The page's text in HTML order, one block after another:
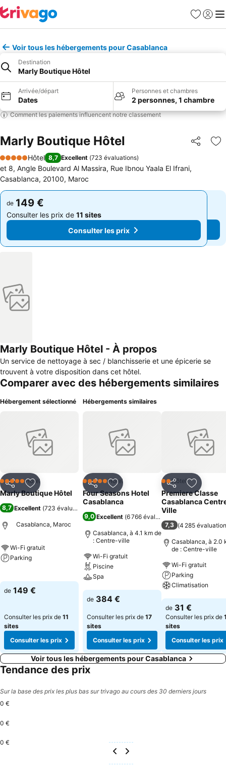
Favoris
Se
Voir tous les hébergements pour Casablanca
Destination
Marly Boutique Hôtel
Arrivée/départ
Dates
Personnes et chambres
2 personnes, 1 chambre
Comment les paiements influencent notre classement
Marly Boutique Hôtel Partager
5 Étoiles
Hôtel 8,7 Excellent (723 évaluations)
et 8, Angle Boulevard Al Massira, Rue Ibnou Yaala El Ifrani,
Casablanca, 20100, Maroc
de 149 €
Consulter les prix de 11 sites
Consulter les prix
de 149 €
Consulter les prix de 11 sites
Consulter les prix
Marly Boutique Hôtel - À propos
Un service de nettoyage à sec / blanchisserie et une épicerie se
trouvent à votre disposition dans cet hôtel.
Comparer avec des hébergements similaires
Hébergement sélectionné
PartagerAjouter à mes favoris
5 Étoiles Hôtel
Marly Boutique Hôtel
8,7 Excellent (723 évaluations
Casablanca, Maroc
Wi-Fi gratuit
Parking
de 149 €
Consulter les prix de 11
sites
Consulter les prix
Hébergements similaires
PartagerAjouter à mes favoris
5 Étoiles Hôtel
Four Seasons Hotel
Casablanca
9,0 Excellent (6 766 évaluations
Casablanca, à 4.1 km de
: Centre-ville
Wi-Fi gratuit
Piscine
Spa
Consulter les prix
de 384 €
Consulter les prix de 17
sites
Consulter les prix
PartagerAjouter
2 Étoiles
Hôtel
Premiere Classe
Casablanca
Ville
7,3 (4 285
Casablanca, à 2.0
de : Centre-ville
Wi-Fi gratuit
Parking
Climatisation
Consulter les
de 31 €
Consulter les prix de
sites
Consulter les prix
Voir tous les hébergements pour Casablanca
Tendance des prix
Sur la base des prix les plus bas sur trivago au cours des 30 derniers jours
0 €
0 €
0 €